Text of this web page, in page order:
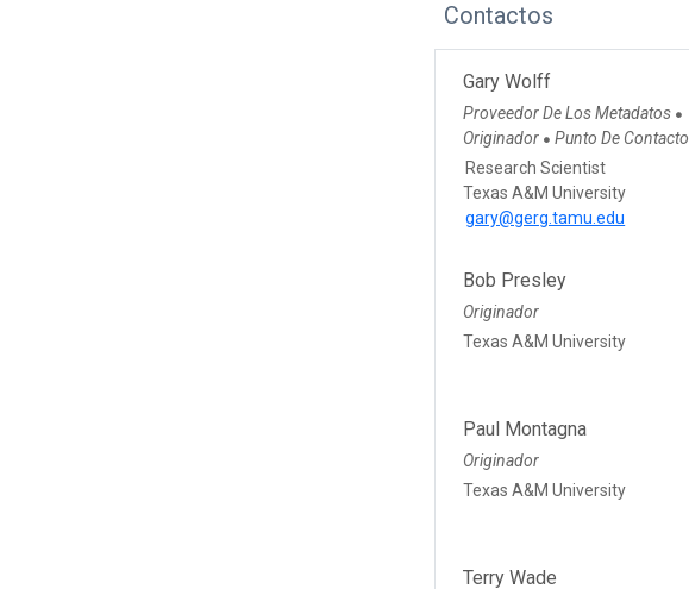
Contactos
Gary Wolff
Proveedor De Los Metadatos ●
Originador ● Punto De Contacto
Research Scientist
Texas A&M University
gary@gerg.tamu.edu
Bob Presley
Originador
Texas A&M University
Paul Montagna
Originador
Texas A&M University
Terry Wade